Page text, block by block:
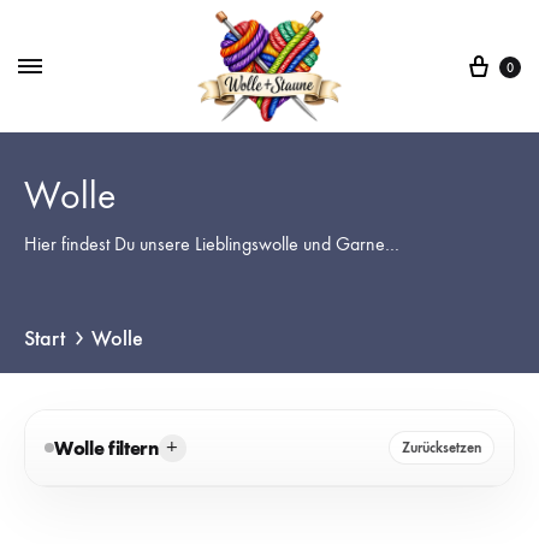
0
Wolle
Hier findest Du unsere Lieblingswolle und Garne…
Start Wolle
Wolle filtern + Zurücksetzen